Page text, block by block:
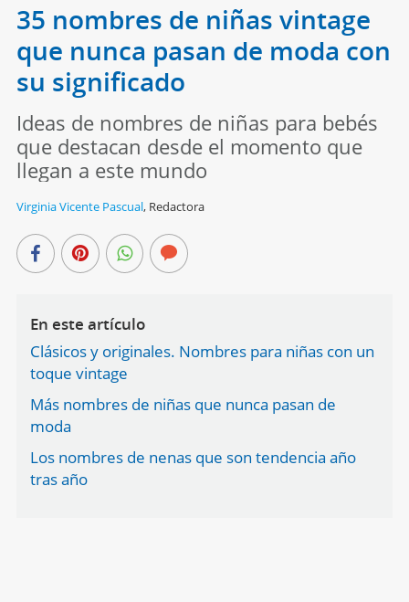
35 nombres de niñas vintage
que nunca pasan de moda con
su significado
Ideas de nombres de niñas para bebés
que destacan desde el momento que
llegan a este mundo
Virginia Vicente Pascual, Redactora
En este artículo
Clásicos y originales. Nombres para niñas con un
toque vintage
Más nombres de niñas que nunca pasan de
moda
Los nombres de nenas que son tendencia año
tras año